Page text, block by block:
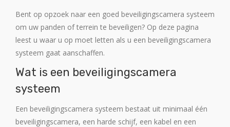
Bent op opzoek naar een goed beveiligingscamera systeem
om uw panden of terrein te beveiligen? Op deze pagina
leest u waar u op moet letten als u een beveiligingscamera
systeem gaat aanschaffen.
Wat is een beveiligingscamera
systeem
Een beveiligingscamera systeem bestaat uit minimaal één
beveiligingscamera, een harde schijf, een kabel en een